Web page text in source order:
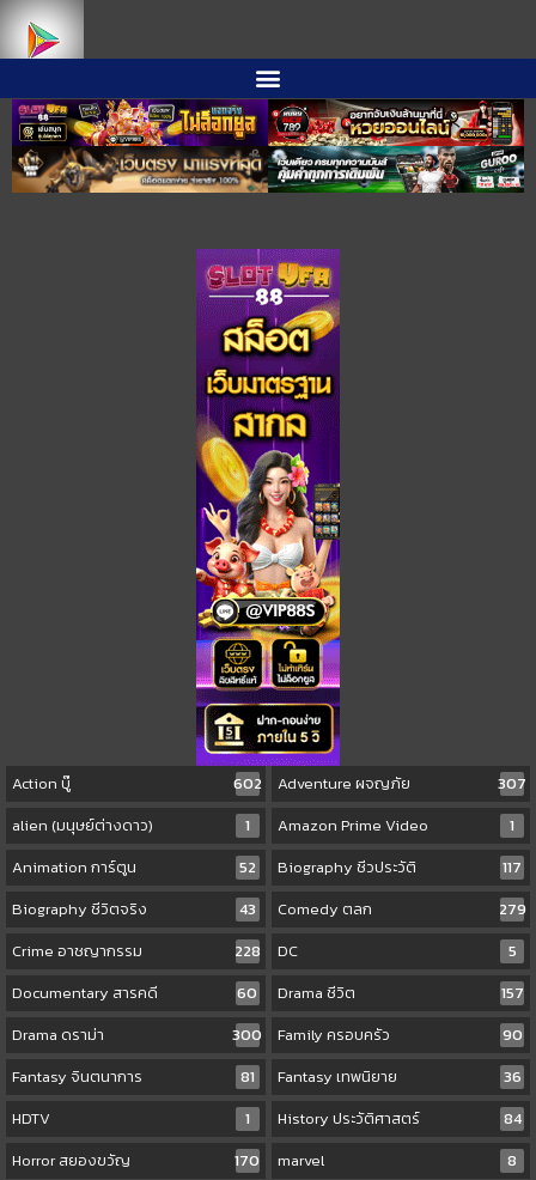
Action บู๊ 602 Adventure ผจญภัย
307
alien (มนุษย์ต่างดาว)
1 Amazon Prime Video
1
Animation การ์ตูน
52 Biography ชีวประวัติ
117
Biography ชีวิตจริง
43 Comedy ตลก
279
Crime อาชญากรรม
228 DC
5
Documentary สารคดี
60 Drama ชีวิต
157
Drama ดราม่า
300 Family ครอบครัว
90
Fantasy จินตนาการ
81 Fantasy เทพนิยาย
36
HDTV
1 History ประวัติศาสตร์
84
Horror สยองขวัญ
170 marvel
8